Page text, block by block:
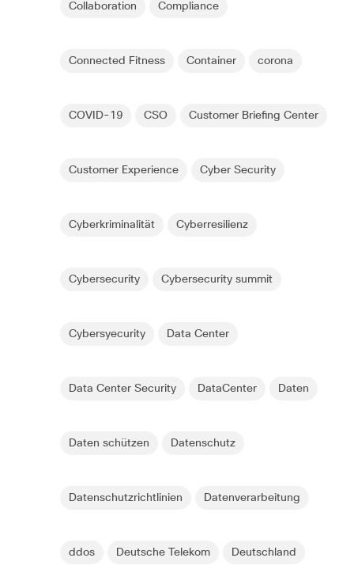
Collaboration Compliance
Connected Fitness Container corona
COVID-19 CSO Customer Briefing Center
Customer Experience Cyber Security
Cyberkriminalität Cyberresilienz
Cybersecurity Cybersecurity summit
Cybersyecurity Data Center
Data Center Security DataCenter Daten
Daten schützen Datenschutz
Datenschutzrichtlinien Datenverarbeitung
ddos Deutsche Telekom Deutschland